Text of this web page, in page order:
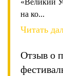
«Великий
на ко...
Читать
Отзыв о